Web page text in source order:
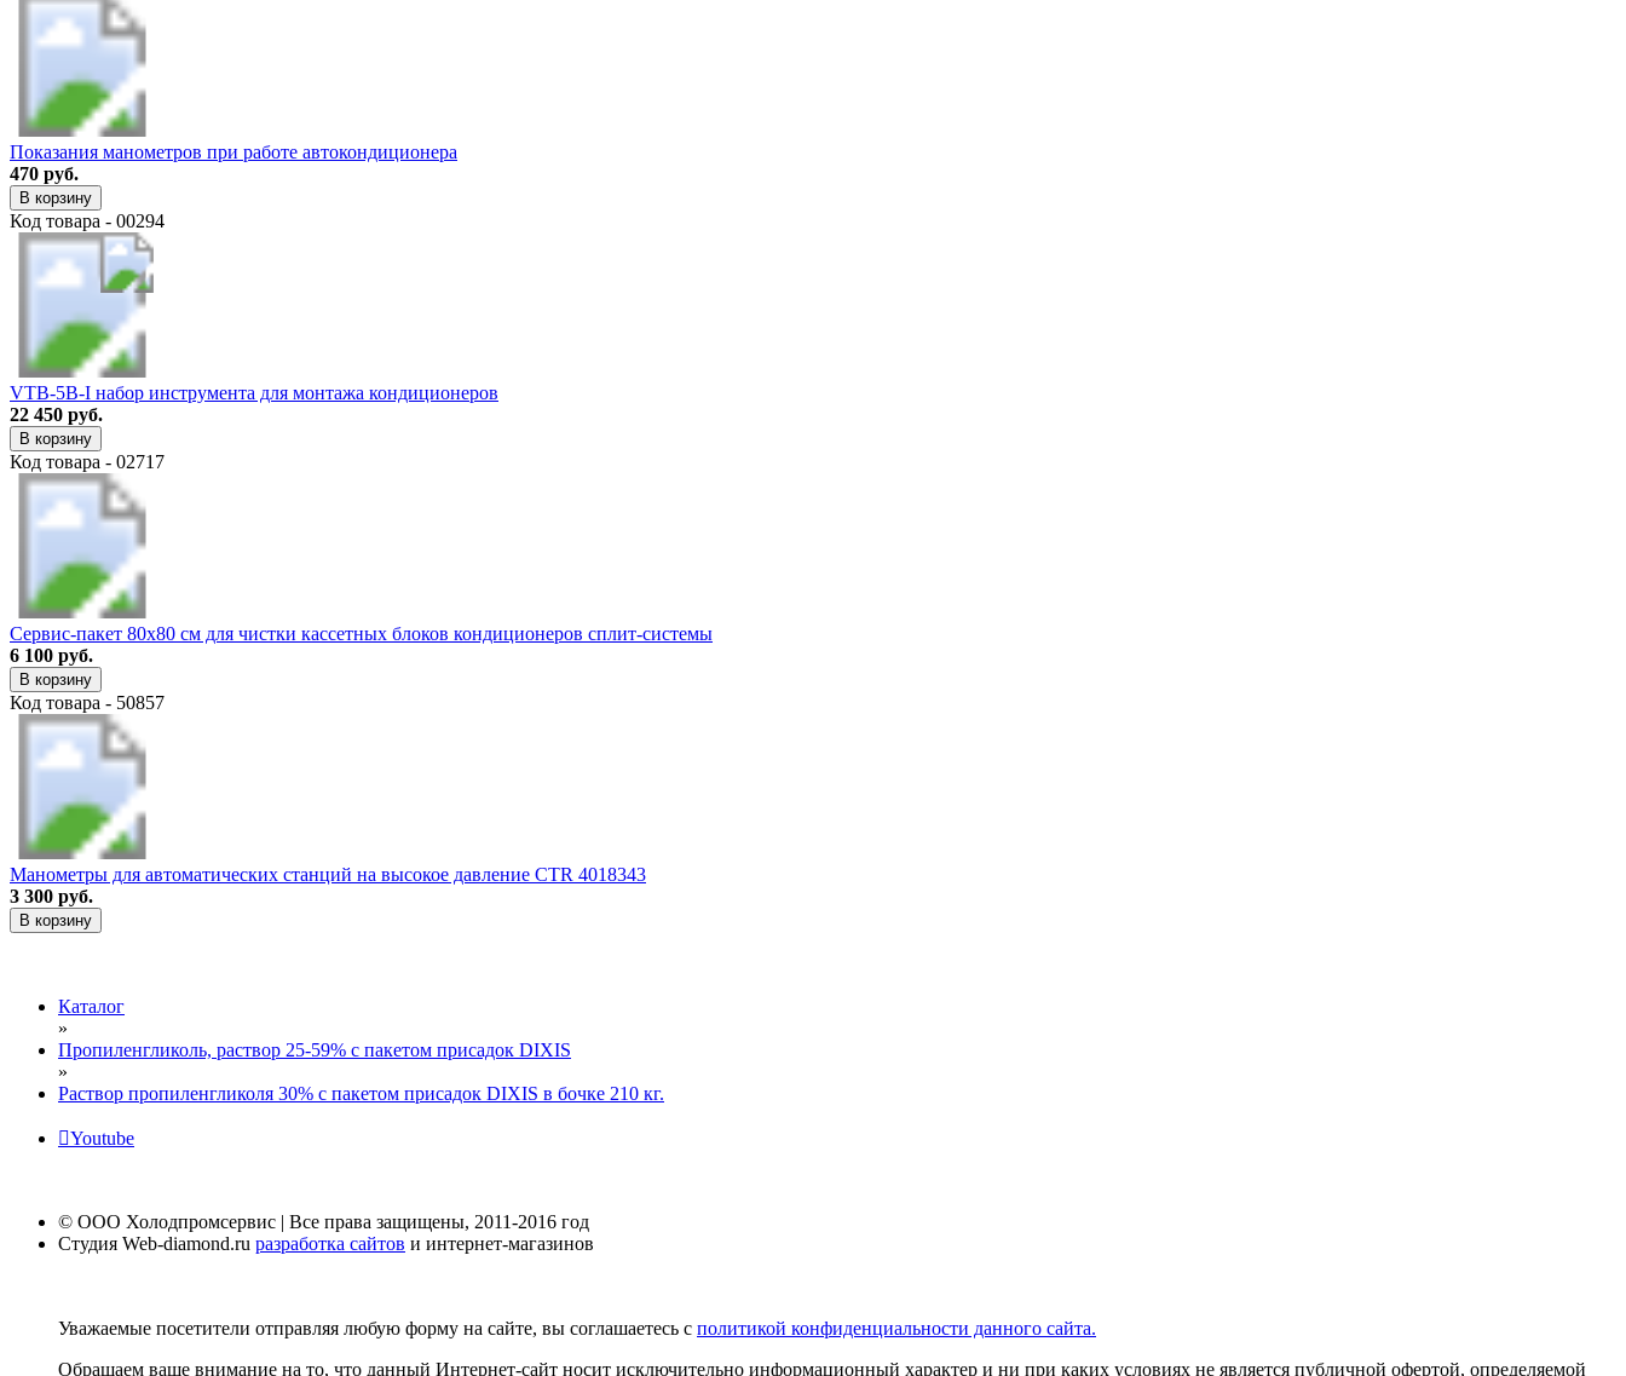
Показания манометров при работе автокондиционера
470 руб.
В корзину
Код товара - 00294
VTB-5B-I набор инструмента для монтажа кондиционеров
22 450 руб.
В корзину
Код товара - 02717
Сервис-пакет 80х80 см для чистки кассетных блоков кондиционеров сплит-системы
6 100 руб.
В корзину
Код товара - 50857
Манометры для автоматических станций на высокое давление CTR 4018343
3 300 руб.
В корзину
Каталог
»
Пропиленгликоль, раствор 25-59% с пакетом присадок DIXIS
»
Раствор пропиленгликоля 30% с пакетом присадок DIXIS в бочке 210 кг.
Youtube
© ООО Холодпромсервис | Все права защищены, 2011-2016 год
Студия Web-diamond.ru разработка сайтов и интернет-магазинов
Уважаемые посетители отправляя любую форму на сайте, вы соглашаетесь с политикой конфиденциальности данного сайта.
Обращаем ваше внимание на то, что данный Интернет-сайт носит исключительно информационный характер и ни при каких условиях не является публичной офертой, определяемой